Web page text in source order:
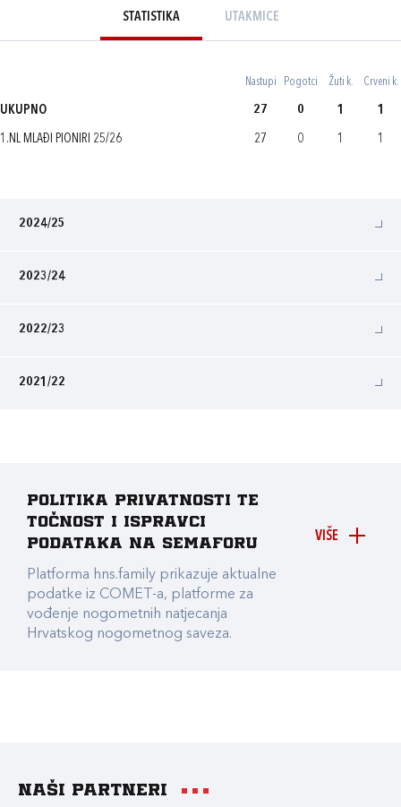
STATISTIKA UTAKMICE
Nastupi Pogotci Žuti k. Crveni k.
UKUPNO 27 0 1 1
1.NL MLAĐI PIONIRI 25/26 27 0 1 1
2024/25
2023/24
2022/23
2021/22
VIŠE
Politika privatnosti te
točnost i ispravci
podataka na Semaforu
Platforma hns.family prikazuje aktualne
podatke iz COMET-a, platforme za
vođenje nogometnih natjecanja
Hrvatskog nogometnog saveza.
Naši partneri